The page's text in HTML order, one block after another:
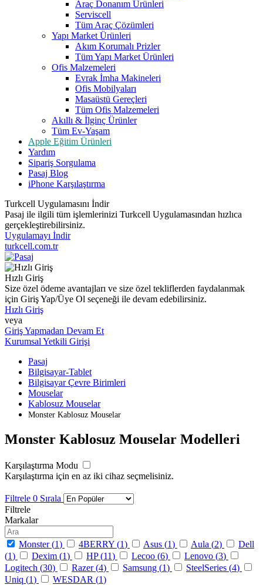
Araç Donanım Ürünleri
Serviscell
Tüm Araç Çözümleri
Yapı Market Ürünleri
Akım Korumalı Prizler
Tüm Yapı Market Ürünleri
Ofis Malzemeleri
Evrak İmha Makineleri
Ofis Mobilyaları
Masaüstü Gereçleri
Tüm Ofis Malzemeleri
Akıllı & İlginç Ürünler
Tüm Ev-Yaşam
Apple Eğitim Ürünleri
Yardım
Sipariş Sorgulama
Pasaj Blog
iPhone Karşılaştırma
Turkcell Uygulamasını İndir
Pasaj ile ilgili tüm işlemlerinizi Turkcell Uygulamasından hızlıca
gerçekleştirebilirsiniz.
Uygulamayı İndir
turkcell.com.tr
Hızlı Giriş
Size özel ödeme avantajları ve size özel tekliflerden faydalanmak
için Giriş Yap/Üye Ol seçeneği ile devam edebilirsiniz.
Hızlı Giriş
veya
Giriş Yapmadan Devam Et
Kurumsal Yetkili Girişi
Pasaj
Bilgisayar-Tablet
Bilgisayar Çevre Birimleri
Mouselar
Kablosuz Mouselar
Monster Kablosuz Mouselar
Monster Kablosuz Mouselar Modelleri
Karşılaştırma Modu
Karşılaştırma için en az iki cihaz seçmelisiniz.
Filtrele 0 Sırala
Filtrele
Markalar
Monster (1) 4BERRY (1) Asus (1) Aula (2)
Dell
(1) Dexim (1) HP (11) Lecoo (6) Lenovo (3)
Logitech (30) Razer (4) Samsung (1) SteelSeries (4)
Uniq (1) WESDAR (1)